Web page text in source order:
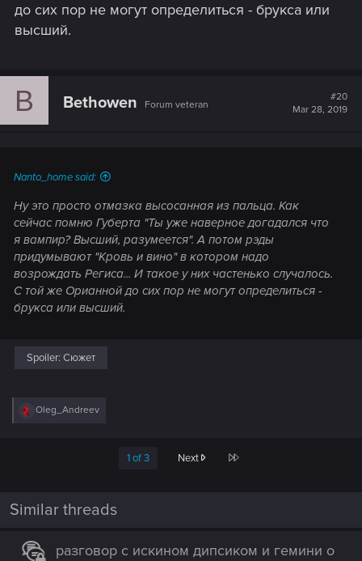
до сих пор не могут определиться - брукса или
высший.
B Bethowen Forum veteran
#20
Mar 28, 2019
Nanto_home said:
Ну это просто отмазка высосанная из пальца. Как
сейчас помню Губерта "Ты уже наверное догадался что
я вампир? Высший, разумеется". А потом рэды
придумывают "Кровь и вино" в котором надо
возрождать Региса... И такое у них частенько случалось.
С той же Орианной до сих пор не могут определиться -
брукса или высший.
Spoiler: Сюжет
R
s
Oleg_Andreev
1 of 3 Next Last
Similar threads
разговор с искином дипсиком и гемини о